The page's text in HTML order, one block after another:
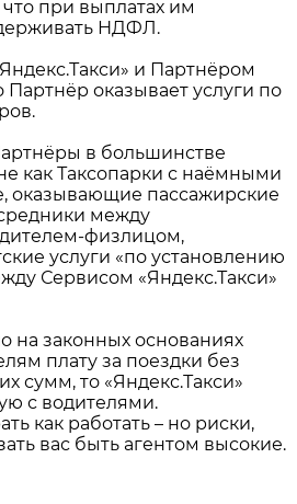
при выплатах им
НДФЛ.
и Партнёром
Партнёр оказывает услуги по
в большинстве
как Таксопарки с наёмными
оказывающие пассажирские
между
физлицом,
услуги «по установлению
Сервисом «Яндекс.Такси»
на законных основаниях
плату за поездки без
сумм, то «Яндекс.Такси»
с водителями.
как работать – но риски,
вас быть агентом высокие.